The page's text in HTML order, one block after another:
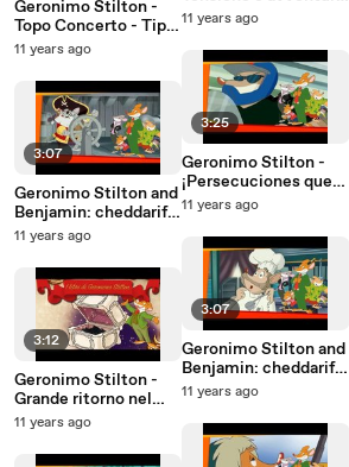
Geronimo Stilton -
Topo Concerto - Tipo
di Topo al TOP
11 years ago
3:07
Geronimo Stilton and
Benjamin: cheddarific
adventures
ROMANIAN
11 years ago
3:12
Geronimo Stilton -
Grande ritorno nel
regno della fantasia -
11 years ago
i momenti più
11 years ago
3:25
Geronimo Stilton -
¡Persecuciones que
te erizarán el pelaje!
11 years ago
3:07
Geronimo Stilton and
Benjamin: cheddarific
adventures
11 years ago